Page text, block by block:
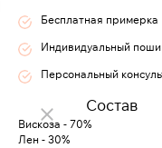
Бесплатная примерка
Индивидуальный
Персональный
Состав
Вискоза - 70%
Лен - 30%